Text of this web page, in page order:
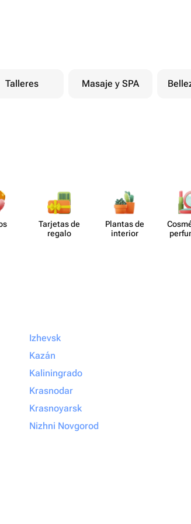
Talleres Masaje y SPA
Tarjetas de
regalo
Plantas de
interior
Izhevsk
Kazán
Kaliningrado
Krasnodar
Krasnoyarsk
Nizhni Novgorod